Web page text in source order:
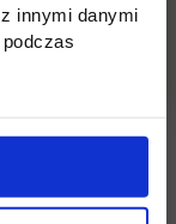
innymi danymi